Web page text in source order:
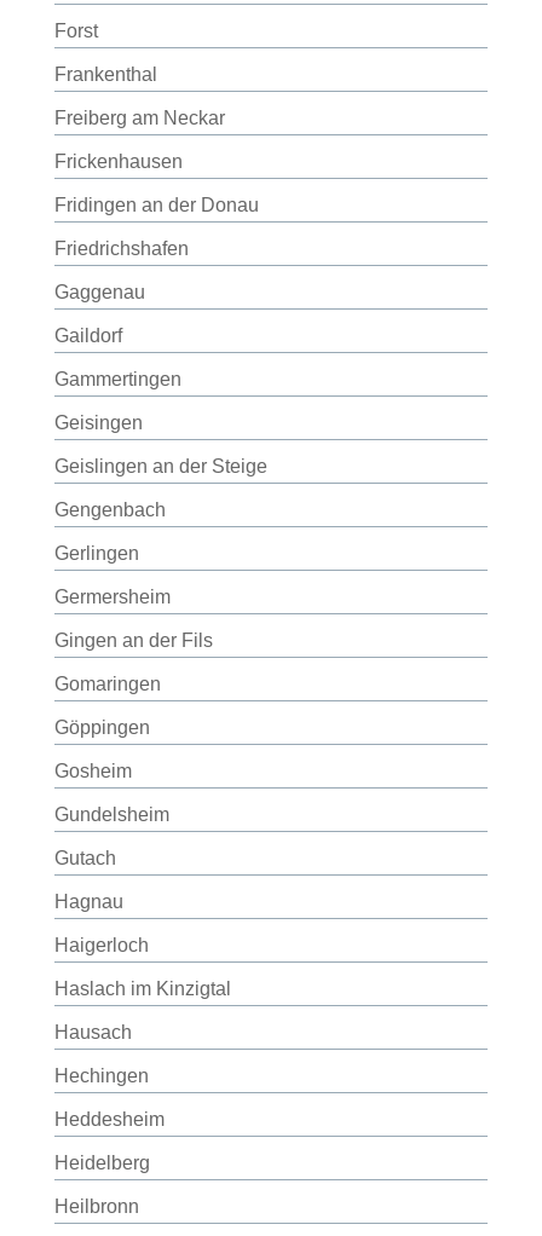
Forst
Frankenthal
Freiberg am Neckar
Frickenhausen
Fridingen an der Donau
Friedrichshafen
Gaggenau
Gaildorf
Gammertingen
Geisingen
Geislingen an der Steige
Gengenbach
Gerlingen
Germersheim
Gingen an der Fils
Gomaringen
Göppingen
Gosheim
Gundelsheim
Gutach
Hagnau
Haigerloch
Haslach im Kinzigtal
Hausach
Hechingen
Heddesheim
Heidelberg
Heilbronn